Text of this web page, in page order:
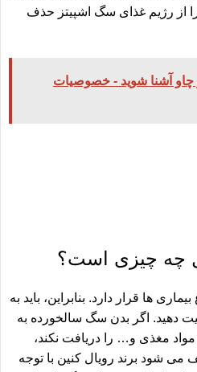
از رژیم غذای سگ اشپیتز حذف
چاو آشنا شوید - خصوصیات
چه چیزی است؟
ها قرار دارد. بنابراین، باید به
دهید. اگر بدن سگ سالخورده به
مواد مغذی و… را دریافت نکند،
می شود برند رویال کنین با توجه